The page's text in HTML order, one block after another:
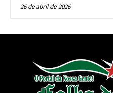
26 de abril de 2026